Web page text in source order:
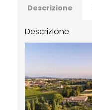
Descrizione
Descrizione